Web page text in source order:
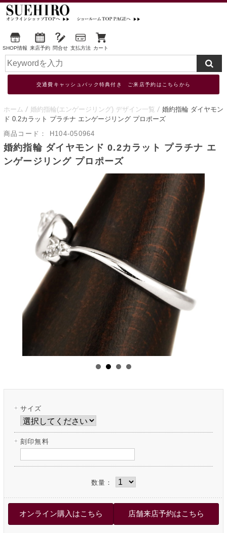
SHOP情報 来店予約 問合せ 支払方法 カート
交通費キャッシュバック特典付き ご来店予約はこちらから
ホーム 婚約指輪(エンゲージリング) デザイン一覧
婚約指輪 ダイヤモン
ド 0.2カラット プラチナ エンゲージリング プロポーズ
商品コード：
H104-050964
婚約指輪 ダイヤモンド 0.2カラット プラチナ エ
ンゲージリング プロポーズ
サイズ
刻印無料
数量：